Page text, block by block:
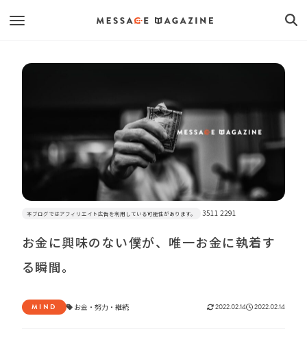
本ブログではアフィリエイト広告を利用している可能性があります。 3511 2291
お金に興味のない僕が、唯一お金に執着す
る瞬間。
MIND お金 ・ 努力・ 継続 2022.02.14 2022.02.14